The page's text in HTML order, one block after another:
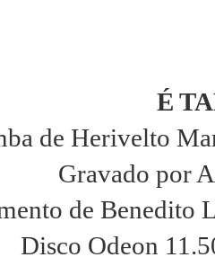
É
de Herivelto
Gravado por
de Benedito
Disco Odeon